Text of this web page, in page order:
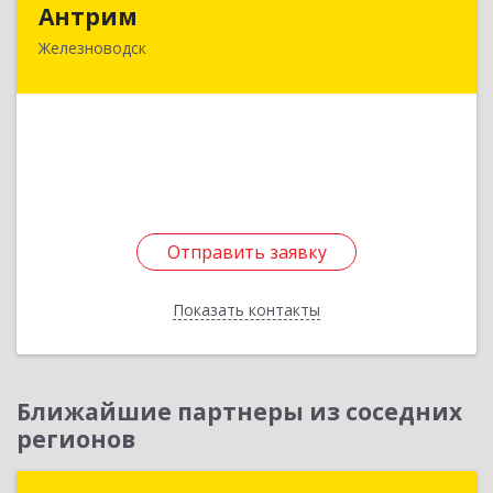
Антрим
Железноводск
Отправить заявку
Показать контакты
357433, Ставропольский край, Железноводск г,
Отправить заявку
Назад
Ближайшие партнеры из соседних
регионов